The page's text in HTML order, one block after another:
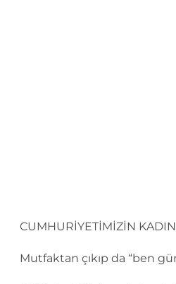
CUMHURİYETİMİZİN
Mutfaktan çıkıp da “ben